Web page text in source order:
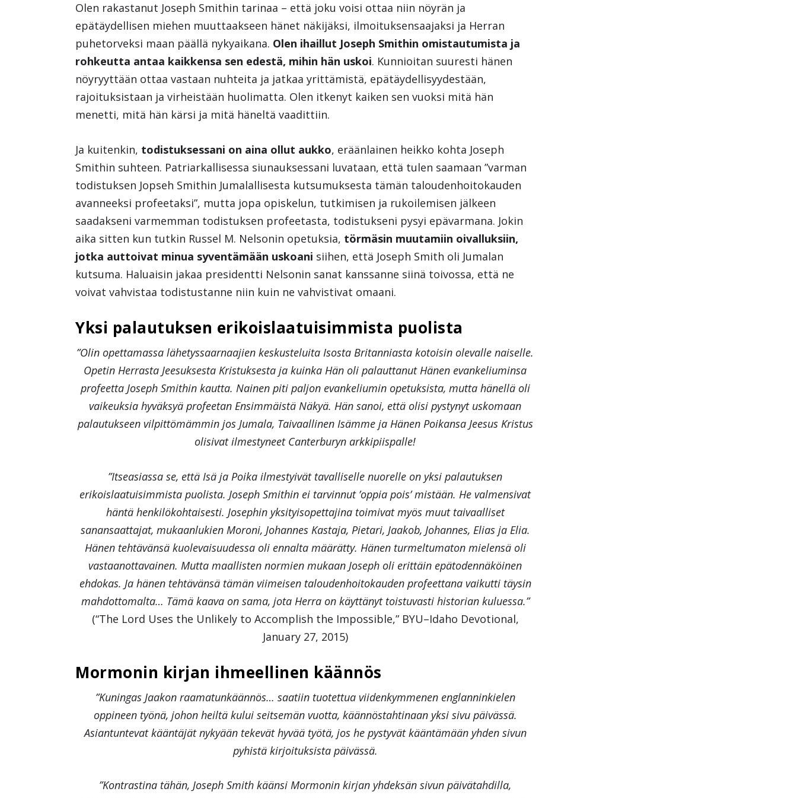
Olen rakastanut Joseph Smithin tarinaa – että joku voisi ottaa niin nöyrän ja
epätäydellisen miehen muuttaakseen hänet näkijäksi, ilmoituksensaajaksi ja Herran
puhetorveksi maan päällä nykyaikana. Olen ihaillut Joseph Smithin omistautumista ja
rohkeutta antaa kaikkensa sen edestä, mihin hän uskoi. Kunnioitan suuresti hänen
nöyryyttään ottaa vastaan nuhteita ja jatkaa yrittämistä, epätäydellisyydestään,
rajoituksistaan ja virheistään huolimatta. Olen itkenyt kaiken sen vuoksi mitä hän
menetti, mitä hän kärsi ja mitä häneltä vaadittiin.
Ja kuitenkin, todistuksessani on aina ollut aukko, eräänlainen heikko kohta Joseph
Smithin suhteen. Patriarkallisessa siunauksessani luvataan, että tulen saamaan ”varman
todistuksen Jopseh Smithin Jumalallisesta kutsumuksesta tämän taloudenhoitokauden
avanneeksi profeetaksi”, mutta jopa opiskelun, tutkimisen ja rukoilemisen jälkeen
saadakseni varmemman todistuksen profeetasta, todistukseni pysyi epävarmana. Jokin
aika sitten kun tutkin Russel M. Nelsonin opetuksia, törmäsin muutamiin oivalluksiin,
jotka auttoivat minua syventämään uskoani siihen, että Joseph Smith oli Jumalan
kutsuma. Haluaisin jakaa presidentti Nelsonin sanat kanssanne siinä toivossa, että ne
voivat vahvistaa todistustanne niin kuin ne vahvistivat omaani.
Yksi palautuksen erikoislaatuisimmista puolista
”Olin opettamassa lähetyssaarnaajien keskusteluita Isosta Britanniasta kotoisin olevalle naiselle.
Opetin Herrasta Jeesuksesta Kristuksesta ja kuinka Hän oli palauttanut Hänen evankeliuminsa
profeetta Joseph Smithin kautta. Nainen piti paljon evankeliumin opetuksista, mutta hänellä oli
vaikeuksia hyväksyä profeetan Ensimmäistä Näkyä. Hän sanoi, että olisi pystynyt uskomaan
palautukseen vilpittömämmin jos Jumala, Taivaallinen Isämme ja Hänen Poikansa Jeesus Kristus
olisivat ilmestyneet Canterburyn arkkipiispalle!
”Itseasiassa se, että Isä ja Poika ilmestyivät tavalliselle nuorelle on yksi palautuksen
erikoislaatuisimmista puolista. Joseph Smithin ei tarvinnut ’oppia pois’ mistään. He valmensivat
häntä henkilökohtaisesti. Josephin yksityisopettajina toimivat myös muut taivaalliset
sanansaattajat, mukaanlukien Moroni, Johannes Kastaja, Pietari, Jaakob, Johannes, Elias ja Elia.
Hänen tehtävänsä kuolevaisuudessa oli ennalta määrätty. Hänen turmeltumaton mielensä oli
vastaanottavainen. Mutta maallisten normien mukaan Joseph oli erittäin epätodennäköinen
ehdokas. Ja hänen tehtävänsä tämän viimeisen taloudenhoitokauden profeettana vaikutti täysin
mahdottomalta… Tämä kaava on sama, jota Herra on käyttänyt toistuvasti historian kuluessa.”
(“The Lord Uses the Unlikely to Accomplish the Impossible,” BYU–Idaho Devotional,
January 27, 2015)
Mormonin kirjan ihmeellinen käännös
”Kuningas Jaakon raamatunkäännös… saatiin tuotettua viidenkymmenen englanninkielen
oppineen työnä, johon heiltä kului seitsemän vuotta, käännöstahtinaan yksi sivu päivässä.
Asiantuntevat kääntäjät nykyään tekevät hyvää työtä, jos he pystyvät kääntämään yhden sivun
pyhistä kirjoituksista päivässä.
”Kontrastina tähän, Joseph Smith käänsi Mormonin kirjan yhdeksän sivun päivätahdilla,